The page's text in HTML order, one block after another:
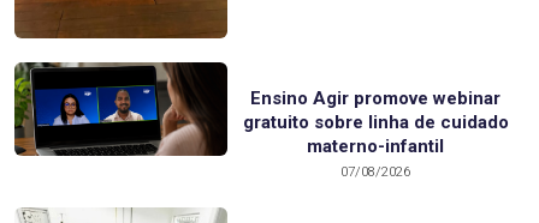
Ensino Agir promove webinar
gratuito sobre linha de cuidado
materno-infantil
07/08/2026